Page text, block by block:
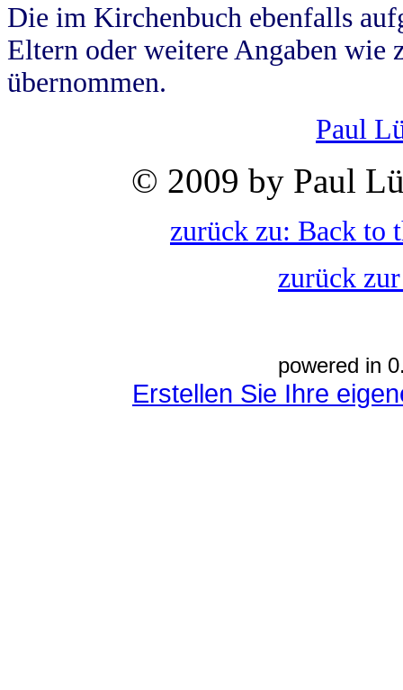
Die im Kirchenbuch ebenfalls
Eltern oder weitere Angaben wie
übernommen.
Paul
© 2009 by Paul
zurück zu: Back to
zurück
powered in
Erstellen Sie Ihre